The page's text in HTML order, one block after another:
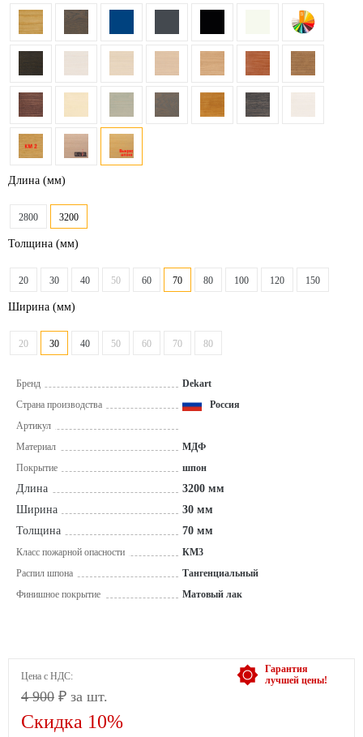
Длина (мм)
2800 3200
Толщина (мм)
20 30 40 50 60 70 80 100 120 150
Ширина (мм)
20 30 40 50 60 70 80
Бренд
Dekart
Страна производства
Россия
Артикул
Материал
МДФ
Покрытие
шпон
Длина
3200 мм
Ширина
30 мм
Толщина
70 мм
Класс пожарной опасности
КМ3
Распил шпона
Тангенциальный
Финишное покрытие
Матовый лак
Гарантия
лучшей цены!
Цена с НДС:
4 900 ₽ за шт.
Скидка 10%